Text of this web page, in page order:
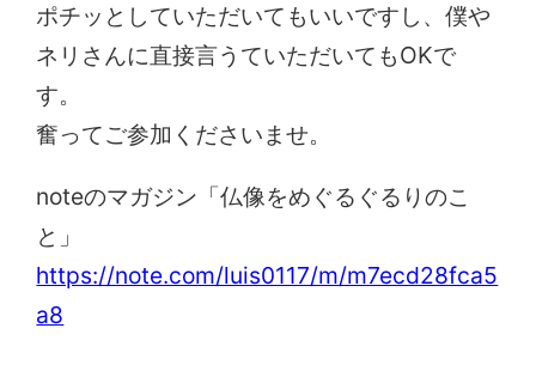
ポチッとしていただいてもいいですし、僕や
ネリさんに直接言うていただいてもOKで
す。
奮ってご参加くださいませ。
noteのマガジン「仏像をめぐるぐるりのこ
と」
https://note.com/luis0117/m/m7ecd28fca5
a8